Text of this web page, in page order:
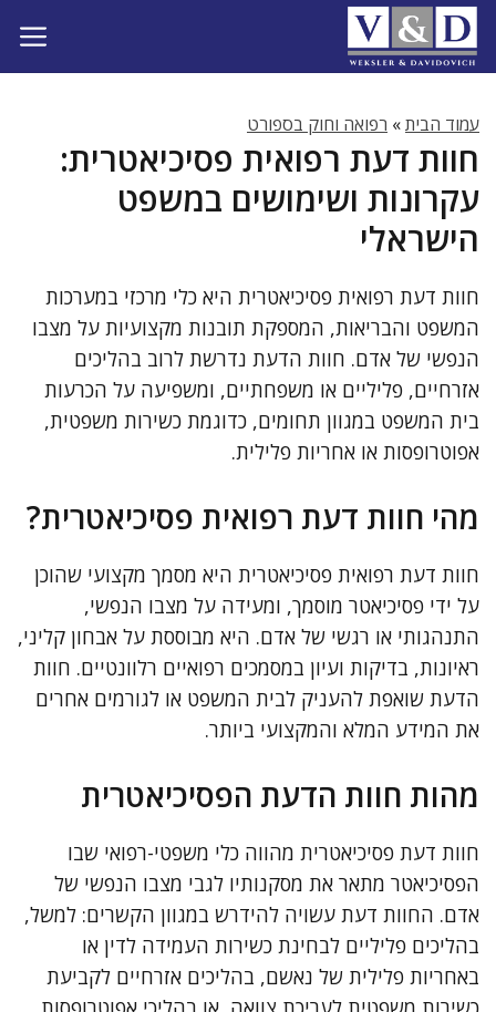
לדלג
לתוכן
עמוד הבית» רפואה וחוק בספורט
חוות דעת רפואית פסיכיאטרית:
עקרונות ושימושים במשפט
הישראלי
חוות דעת רפואית פסיכיאטרית היא כלי מרכזי במערכות
המשפט והבריאות, המספקת תובנות מקצועיות על מצבו
הנפשי של אדם. חוות הדעת נדרשת לרוב בהליכים
אזרחיים, פליליים או משפחתיים, ומשפיעה על הכרעות
בית המשפט במגוון תחומים, כדוגמת כשירות משפטית,
אפוטרופסות או אחריות פלילית.
מהי חוות דעת רפואית פסיכיאטרית?
חוות דעת רפואית פסיכיאטרית היא מסמך מקצועי שהוכן
על ידי פסיכיאטר מוסמך, ומעידה על מצבו הנפשי,
התנהגותי או רגשי של אדם. היא מבוססת על אבחון קליני,
ראיונות, בדיקות ועיון במסמכים רפואיים רלוונטיים. חוות
הדעת שואפת להעניק לבית המשפט או לגורמים אחרים
את המידע המלא והמקצועי ביותר.
מהות חוות הדעת הפסיכיאטרית
חוות דעת פסיכיאטרית מהווה כלי משפטי-רפואי שבו
הפסיכיאטר מתאר את מסקנותיו לגבי מצבו הנפשי של
אדם. החוות דעת עשויה להידרש במגוון הקשרים: למשל,
בהליכים פליליים לבחינת כשירות העמידה לדין או
באחריות פלילית של נאשם, בהליכים אזרחיים לקביעת